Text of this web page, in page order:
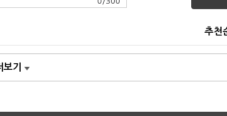
추천
보기